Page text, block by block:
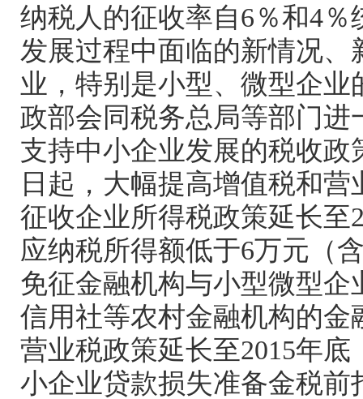
纳税人的征收率自6％和4％
发展过程中面临的新情况
业，特别是小型、微型企业
政部会同税务总局等部门
支持中小企业发展的税收
日起，大幅提高增值税和
征收企业所得税政策延长至
应纳税所得额低于6万元（
免征金融机构与小型微型
信用社等农村金融机构的金
营业税政策延长至2015年底
小企业贷款损失准备金税前